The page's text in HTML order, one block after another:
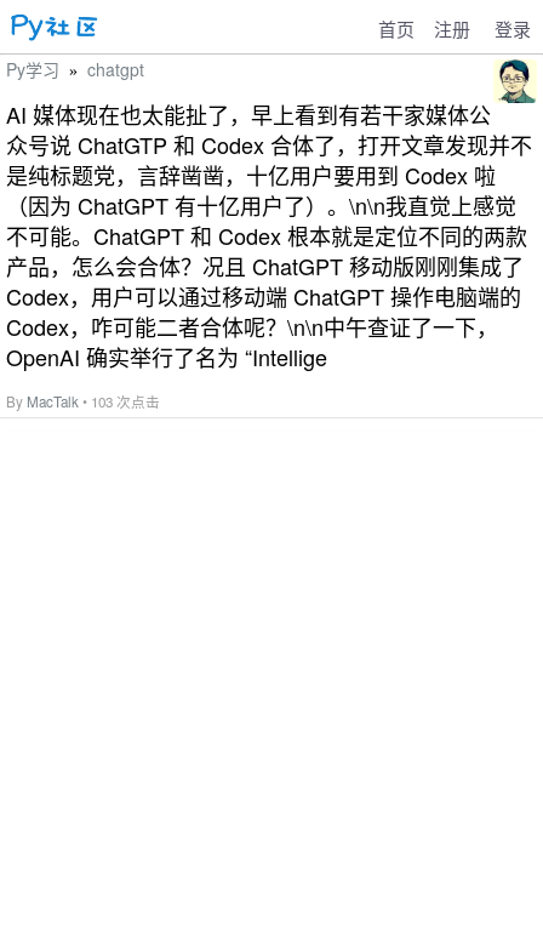
首页 注册 登录
Py学习 » chatgpt
AI 媒体现在也太能扯了，早上看到有若干家媒体公
众号说 ChatGTP 和 Codex 合体了，打开文章发现并不
是纯标题党，言辞凿凿，十亿用户要用到 Codex 啦
（因为 ChatGPT 有十亿用户了）。\n\n我直觉上感觉
不可能。ChatGPT 和 Codex 根本就是定位不同的两款
产品，怎么会合体？况且 ChatGPT 移动版刚刚集成了
Codex，用户可以通过移动端 ChatGPT 操作电脑端的
Codex，咋可能二者合体呢？\n\n中午查证了一下，
OpenAI 确实举行了名为 “Intellige
By MacTalk • 103 次点击